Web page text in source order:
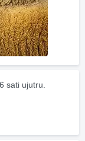
sati ujutru.